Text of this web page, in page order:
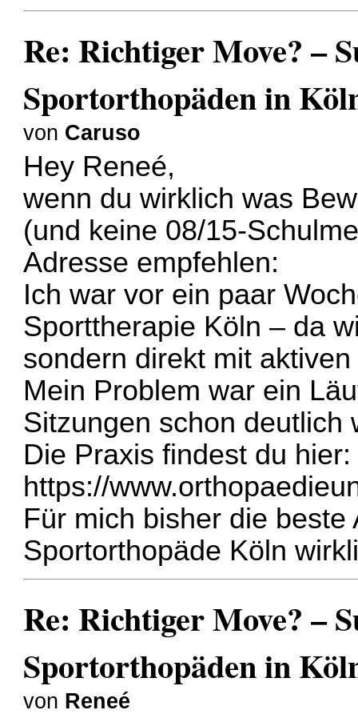
Re: Richtiger Move? –
Sportorthopäden in
von Caruso
Hey Reneé,
wenn du wirklich was
(und keine 08/15-
Adresse empfehlen:
Ich war vor ein paar
Sporttherapie Köln – da
sondern direkt mit
Mein Problem war ein
Sitzungen schon deutlich
Die Praxis findest du hier:
https://
Für mich bisher die
Sportorthopäde Köln
Re: Richtiger Move? –
Sportorthopäden in
von Reneé